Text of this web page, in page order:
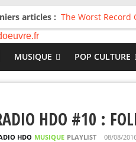
articles : The Worst
Avril 2026 : C’est
Salvaation :
For The First
Radio HDO #54 :
MUSIQUE POP CULTURE
HDO #10 :
HDO MUSIQUE PLAYLIST 08/08/